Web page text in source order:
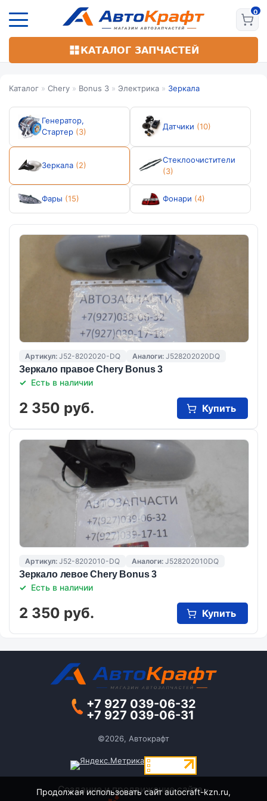
основному
КАТАЛОГ ЗАПЧАСТЕЙ
Каталог » Chery » Bonus 3 » Электрика » Зеркала
Генератор,
Стартер (3)
Датчики (10)
Зеркала (2)
Стеклоочистители
(3)
Фары (15) Фонари (4)
Артикул: J52-8202020-DQ Аналоги: J528202020DQ
Зеркало правое Chery Bonus 3
Есть в наличии
2 350 руб. Купить
Артикул: J52-8202010-DQ Аналоги: J528202010DQ
Зеркало левое Chery Bonus 3
Есть в наличии
2 350 руб. Купить
+7 927 039-06-32
+7 927 039-06-31
©2026, Автокрафт
Создание и продвижение сайта -
Продолжая использовать сайт autocraft-kzn.ru,